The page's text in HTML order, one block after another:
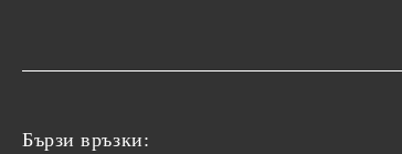
Бързи връзки: